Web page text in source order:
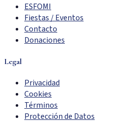
ESFOMI
Fiestas / Eventos
Contacto
Donaciones
Legal
Privacidad
Cookies
Términos
Protección de Datos